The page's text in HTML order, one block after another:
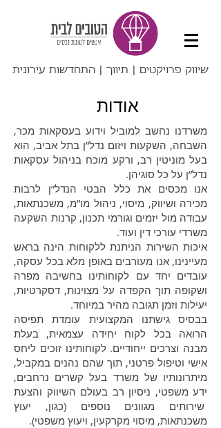
שיווק פרויקטים | תיווך | התחדשות עירונית
אודות
משרדנו נחשב למוביל וידוע בעסקאות מכר,
השבחה, השקעות ויזום נדל”ן בתל אביב, הוא
בעל מוניטין רב, ורקע מוכח בניהול עסקאות
נדל”ן על כל סוגיהן.
אנו מכסים את כלל הבטי הנדל”ן לרבות
מכירה ושיווק, מיסוי, ניהול מו”מ, משכנתאות,
עבודה מול יזמים וגורמי תכנון, קרנות השקעה
משרדי עורכי דין ועוד.
איכות השירות הניתנת ללקוחות הינה בראש
מעיינינו, אנו מעורבים באופן מלא בכל עסקה,
עובדים יחד עם לקוחותינו בחשיבה מפרה
ושקופה תוך הקפדה על מצוינות, דסקרטיות,
יעילות וזמן תגובה מהיר במיוחד.
בבסיס גישתנו המקצועית עומדת תפיסה
הרואה בכל לקוח יחידה עצמאית, בעלת
מבנה וצרכים ייחודיים. לקוחותינו זוכים ליחס
אישי וטיפול פרטני, תוך שהם נהנים במקביל,
מיתרונותיו של משרד בעל קשרים נרחבים,
ידע משפטי, ניסיון רב בעולם השיווק והצעת
שירותים מגוונים נוספים (כגון, יעוץ
משכנתאות, מיסוי מקרקעין, ויעוץ משפטי).